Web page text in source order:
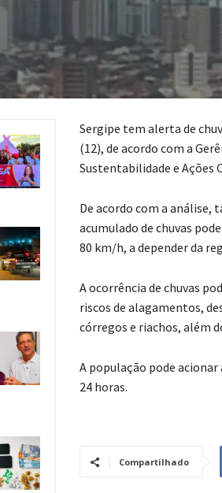
Sergipe tem alerta de
(12), de acordo com a
Sustentabilidade e Ações
De acordo com a análise,
acumulado de chuvas
80 km/h, a depender da
A ocorrência de chuvas
riscos de alagamentos,
córregos e riachos, além
A população pode
24 horas.
Compartilhado